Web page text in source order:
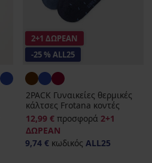
2+1 ΔΩΡΕΑΝ
-25 % ALL25
2PACK Γυναικείες θερμικές
κάλτσες Frotana κοντές
12,99 € προσφορά 2+1
ΔΩΡΕΑΝ
9,74 € κωδικός ALL25